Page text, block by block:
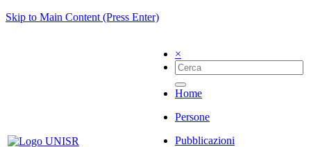
Skip to Main Content (Press Enter)
×
Home
Persone
Pubblicazioni